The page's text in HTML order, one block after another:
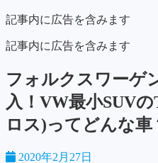
記事内に広告を含みます
記事内に広告を含みます
フォルクスワーゲ
入！VW最小SUV
ロス)ってどんな車
2020年2月27日